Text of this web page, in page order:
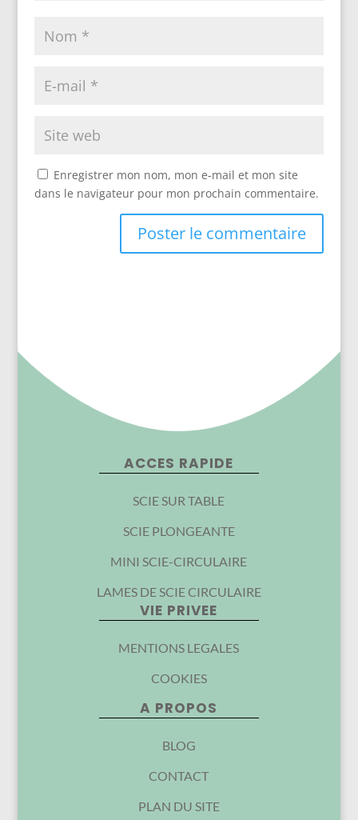
Enregistrer mon nom, mon e-mail et mon site
dans le navigateur pour mon prochain commentaire.
ACCES RAPIDE
SCIE SUR TABLE
SCIE PLONGEANTE
MINI SCIE-CIRCULAIRE
LAMES DE SCIE CIRCULAIRE
VIE PRIVEE
MENTIONS LEGALES
COOKIES
A PROPOS
BLOG
CONTACT
PLAN DU SITE